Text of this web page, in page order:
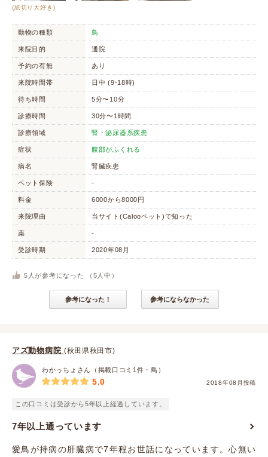
(紙切り大好き)
動物の種類 鳥
来院目的 通院
予約の有無 あり
来院時間帯 日中 (9-18時)
待ち時間 5分〜10分
診療時間 30分〜1時間
診療領域 腎・泌尿器系疾患
症状 腹部がふくれる
病名 腎臓疾患
ペット保険 -
料金 6000から8000円
来院理由 当サイト(Calooペット)で知った
薬 -
受診時期 2020年08月
5 人が参考になった （ 5 人中）
参考になった！ 参考にならなかった
アズ動物病院 (秋田県秋田市)
わかっちょさん（掲載口コミ1件・鳥）
2018年08月投稿
5.0
この口コミは受診から5年以上経過しています。
7年以上通っています
愛鳥が持病の肝臓病で7年程お世話になっています。心無い